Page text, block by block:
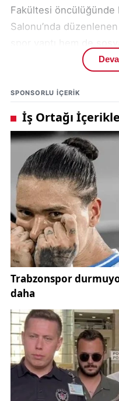
Fakültesi öncülüğünde
Salonu’nda
Sivas’taki sosyal
eğitim haberleri ve
takip edebilirsiniz.
Programa, Sivas
Prof. Dr. Ahmet
Hizmetler İl Müdürü
Fakültesi Dekanı Prof.
akademisyenler,
gereksinimli bireyler
Etkinlik boyunca
çekilirken, özel
daha aktif katılımının
Katılımcılar,
parkur etkinlikleri ve
keyifli vakit geçirdi.
Programda konuşan
Rektörü Prof. Dr.
SPONSORLU IÇERIK